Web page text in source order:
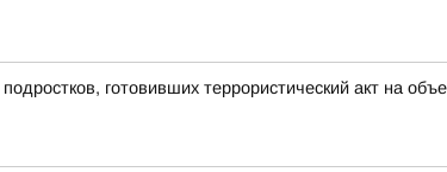
готовивших террористический акт на